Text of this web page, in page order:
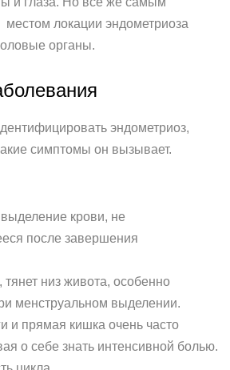
локации эндометриоза
органы.
эндометриоз,
симптомы он вызывает.
крови, не
после завершения
низ живота, особенно
менструальном выделении.
и прямая кишка очень часто
о себе знать интенсивной болью.